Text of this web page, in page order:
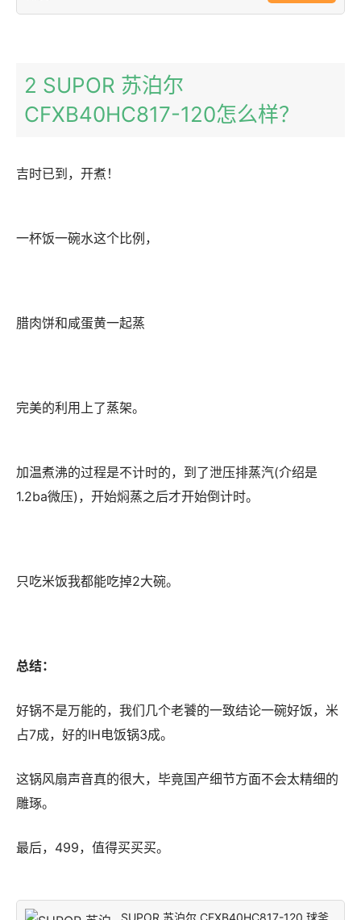
2 SUPOR 苏泊尔
CFXB40HC817-120怎么样？
吉时已到，开煮！
一杯饭一碗水这个比例，
腊肉饼和咸蛋黄一起蒸
完美的利用上了蒸架。
加温煮沸的过程是不计时的，到了泄压排蒸汽(介绍是
1.2ba微压)，开始焖蒸之后才开始倒计时。
只吃米饭我都能吃掉2大碗。
总结：
好锅不是万能的，我们几个老饕的一致结论一碗好饭，米
占7成，好的IH电饭锅3成。
这锅风扇声音真的很大，毕竟国产细节方面不会太精细的
雕琢。
最后，499，值得买买买。
SUPOR 苏泊尔 CFXB40HC817-120 球釜